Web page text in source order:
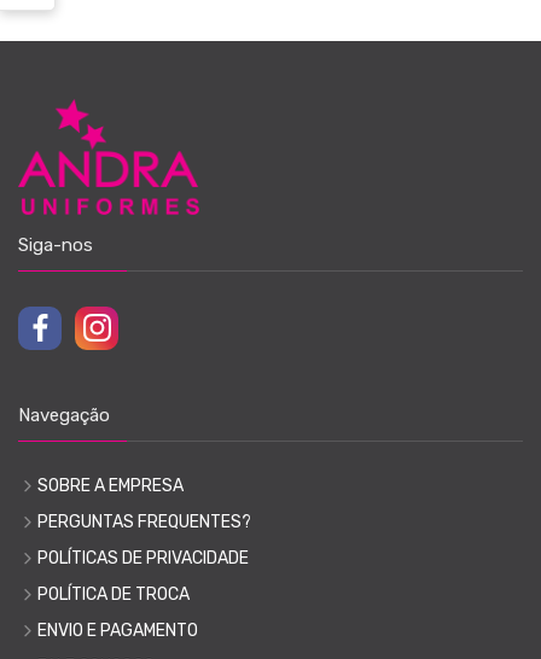
Siga-nos
Navegação
SOBRE A EMPRESA
PERGUNTAS FREQUENTES?
POLÍTICAS DE PRIVACIDADE
POLÍTICA DE TROCA
ENVIO E PAGAMENTO